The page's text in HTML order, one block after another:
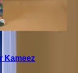
Kameez